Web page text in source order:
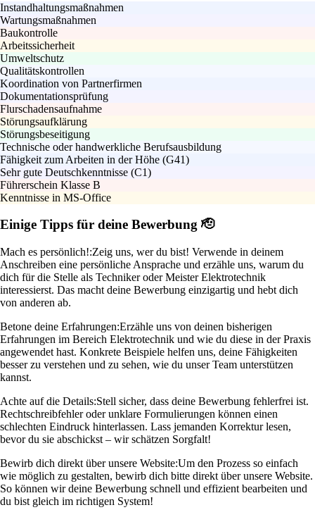
Instandhaltungsmaßnahmen
Wartungsmaßnahmen
Baukontrolle
Arbeitssicherheit
Umweltschutz
Qualitätskontrollen
Koordination von Partnerfirmen
Dokumentationsprüfung
Flurschadensaufnahme
Störungsaufklärung
Störungsbeseitigung
Technische oder handwerkliche Berufsausbildung
Fähigkeit zum Arbeiten in der Höhe (G41)
Sehr gute Deutschkenntnisse (C1)
Führerschein Klasse B
Kenntnisse in MS-Office
Einige Tipps für deine Bewerbung 🫡
Mach es persönlich!:Zeig uns, wer du bist! Verwende in deinem
Anschreiben eine persönliche Ansprache und erzähle uns, warum du
dich für die Stelle als Techniker oder Meister Elektrotechnik
interessierst. Das macht deine Bewerbung einzigartig und hebt dich
von anderen ab.
Betone deine Erfahrungen:Erzähle uns von deinen bisherigen
Erfahrungen im Bereich Elektrotechnik und wie du diese in der Praxis
angewendet hast. Konkrete Beispiele helfen uns, deine Fähigkeiten
besser zu verstehen und zu sehen, wie du unser Team unterstützen
kannst.
Achte auf die Details:Stell sicher, dass deine Bewerbung fehlerfrei ist.
Rechtschreibfehler oder unklare Formulierungen können einen
schlechten Eindruck hinterlassen. Lass jemanden Korrektur lesen,
bevor du sie abschickst – wir schätzen Sorgfalt!
Bewirb dich direkt über unsere Website:Um den Prozess so einfach
wie möglich zu gestalten, bewirb dich bitte direkt über unsere Website.
So können wir deine Bewerbung schnell und effizient bearbeiten und
du bist gleich im richtigen System!